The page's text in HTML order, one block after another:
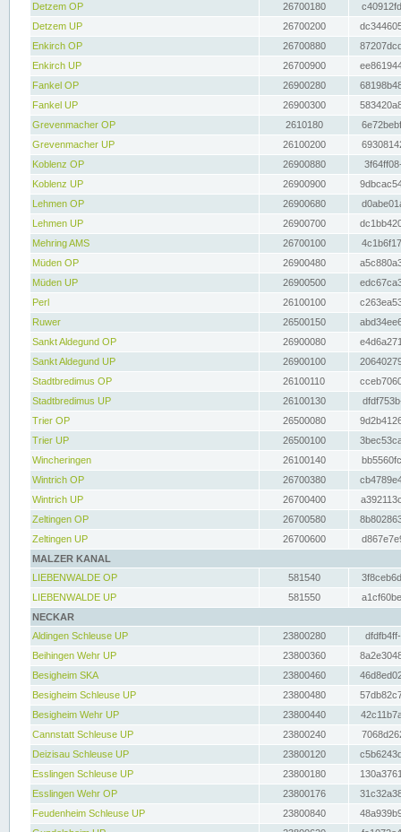
Detzem OP
26700180
Detzem UP
26700200
Enkirch OP
26700880
Enkirch UP
26700900
Fankel OP
26900280
Fankel UP
26900300
Grevenmacher OP
2610180
Grevenmacher UP
26100200
Koblenz OP
26900880
Koblenz UP
26900900
Lehmen OP
26900680
Lehmen UP
26900700
Mehring AMS
26700100
Müden OP
26900480
Müden UP
26900500
Perl
26100100
Ruwer
26500150
Sankt Aldegund OP
26900080
Sankt Aldegund UP
26900100
Stadtbredimus OP
26100110
Stadtbredimus UP
26100130
Trier OP
26500080
Trier UP
26500100
Wincheringen
26100140
Wintrich OP
26700380
Wintrich UP
26700400
Zeltingen OP
26700580
Zeltingen UP
26700600
MALZER KANAL
LIEBENWALDE OP
581540
LIEBENWALDE UP
581550
NECKAR
Aldingen Schleuse UP
23800280
Beihingen Wehr UP
23800360
Besigheim SKA
23800460
Besigheim Schleuse UP
23800480
Besigheim Wehr UP
23800440
Cannstatt Schleuse UP
23800240
Deizisau Schleuse UP
23800120
Esslingen Schleuse UP
23800180
Esslingen Wehr OP
23800176
Feudenheim Schleuse UP
23800840